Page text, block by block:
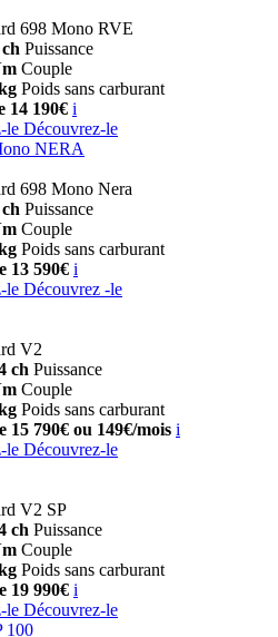
698 Mono RVE
Puissance
Couple
Poids sans carburant
14 190€ i
le Découvrez-le
NERA
698 Mono Nera
Puissance
Couple
Poids sans carburant
13 590€ i
le Découvrez -le
V2
ch Puissance
Couple
Poids sans carburant
15 790€ ou 149€/mois i
le Découvrez-le
V2 SP
ch Puissance
Couple
Poids sans carburant
19 990€ i
le Découvrez-le
100